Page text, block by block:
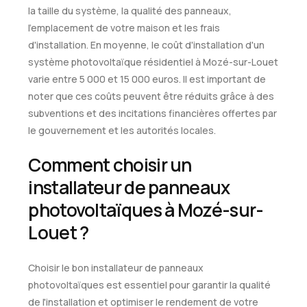
la taille du système, la qualité des panneaux,
l'emplacement de votre maison et les frais
d'installation. En moyenne, le coût d'installation d'un
système photovoltaïque résidentiel à Mozé-sur-Louet
varie entre 5 000 et 15 000 euros. Il est important de
noter que ces coûts peuvent être réduits grâce à des
subventions et des incitations financières offertes par
le gouvernement et les autorités locales.
Comment choisir un
installateur de panneaux
photovoltaïques à Mozé-sur-
Louet ?
Choisir le bon installateur de panneaux
photovoltaïques est essentiel pour garantir la qualité
de l'installation et optimiser le rendement de votre